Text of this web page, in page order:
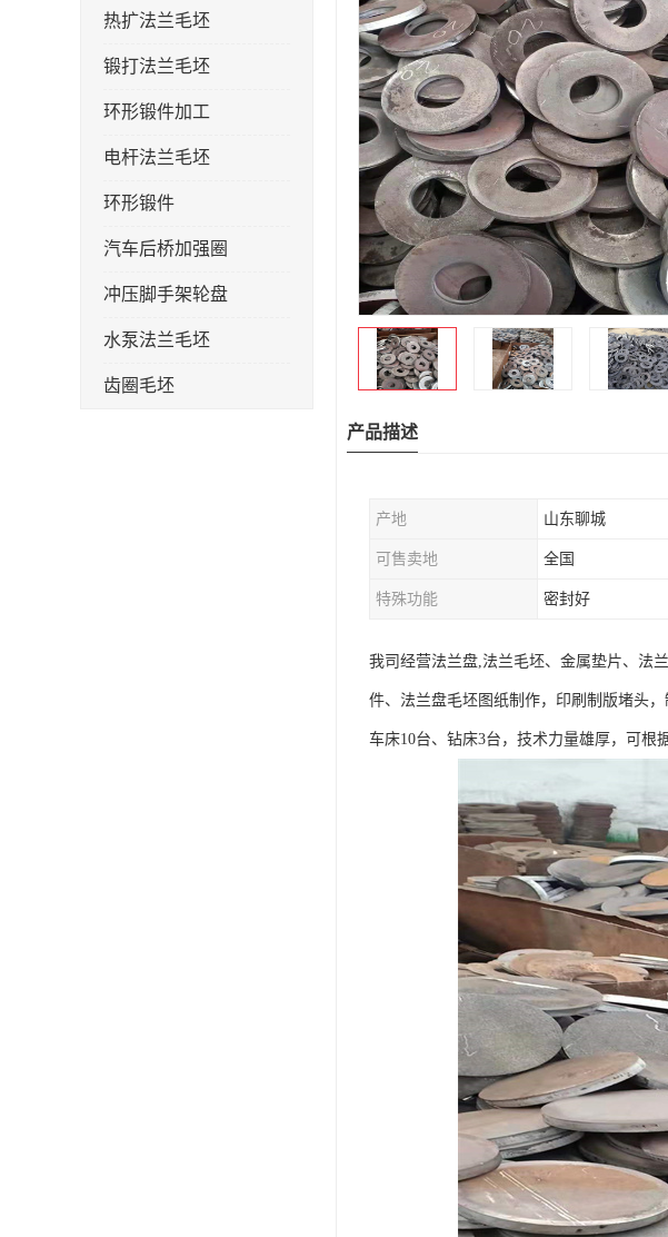
热扩法兰毛坯
锻打法兰毛坯
环形锻件加工
电杆法兰毛坯
环形锻件
汽车后桥加强圈
冲压脚手架轮盘
水泵法兰毛坯
齿圈毛坯
产品描述
产地 山东聊城
可售卖地 全国
特殊功能 密封好
我司经营法兰盘,法兰毛坯、金属垫片、法
件、法兰盘毛坯图纸制作，印刷制版堵头
车床10台、钻床3台，技术力量雄厚，可根